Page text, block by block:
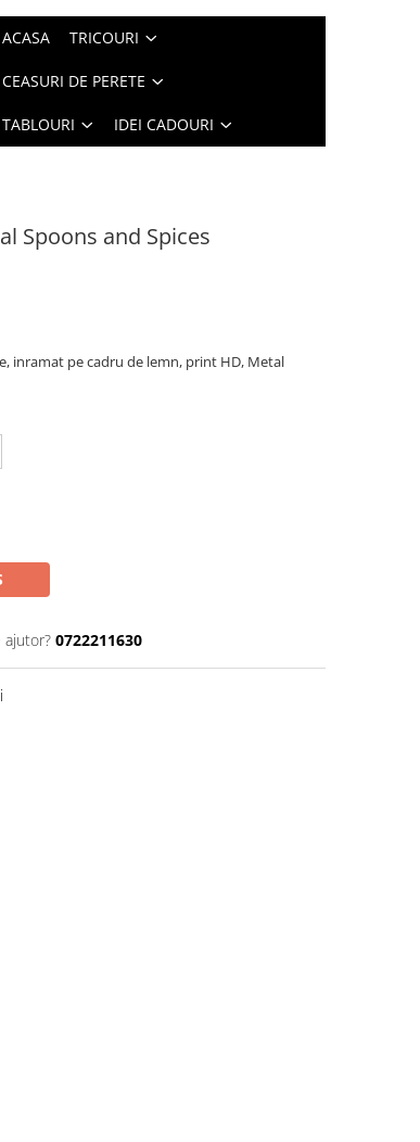
ACASA TRICOURI
CEASURI DE PERETE
TABLOURI IDEI CADOURI
Spoons and Spices
inramat pe cadru de lemn, print HD, Metal
ajutor? 0722211630